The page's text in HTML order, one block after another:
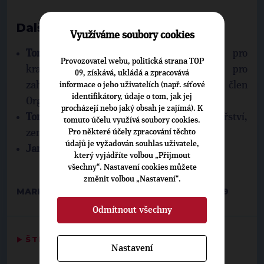
Další pozice TOP 09 v Senátu
Tomáš Czernin
: předseda Stálé komise pro
krajany žijící v zahraničí, člen Výboru pro
zahraniční věci, obranu a bezpečnost, člen
Organizačního výboru
Tomáš Třetina: člen Výboru pro hospodářství,
zemědělství a dopravu
Jan Pirk
: člen Výboru pro zdravotnictví
MARKÉTA VOLFOVÁ, TISKOVÁ MLUVČÍ TOP 09
▶ ŠTÍTKY
Využíváme soubory cookies
Provozovatel webu, politická strana TOP
09, získává, ukládá a zpracovává
informace o jeho uživatelích (např. síťové
identifikátory, údaje o tom, jak jej
procházejí nebo jaký obsah je zajímá). K
tomuto účelu využívá soubory cookies.
Pro některé účely zpracování těchto
údajů je vyžadován souhlas uživatele,
který vyjádříte volbou „Přijmout
všechny“. Nastavení cookies můžete
změnit volbou „Nastavení“.
Odmítnout všechny
Nastavení